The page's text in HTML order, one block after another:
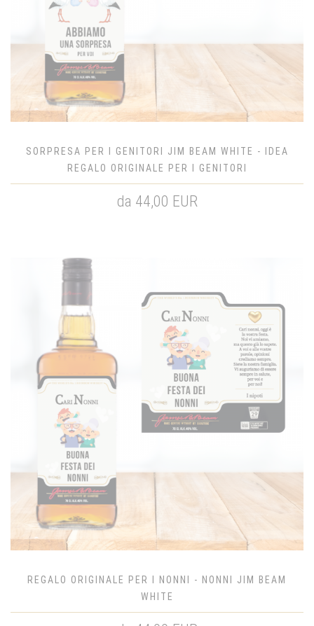
SORPRESA PER I GENITORI JIM BEAM WHITE - IDEA
REGALO ORIGINALE PER I GENITORI
da 44,00 EUR
REGALO ORIGINALE PER I NONNI - NONNI JIM BEAM
WHITE